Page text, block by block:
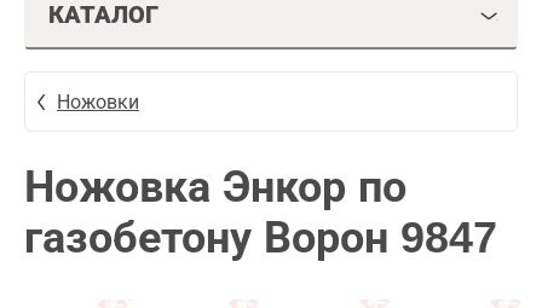
КАТАЛОГ
Ножовки
Ножовка Энкор по
газобетону Ворон 9847